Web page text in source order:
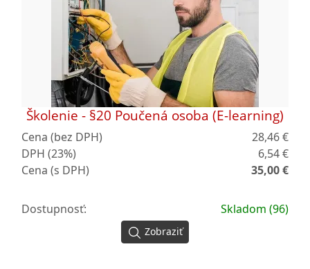
Školenie - §20 Poučená osoba (E-learning)
Cena (bez DPH)
28,46 €
DPH (23%)
6,54 €
Cena (s DPH)
35,00 €
Dostupnosť: Skladom (96)
Zobraziť